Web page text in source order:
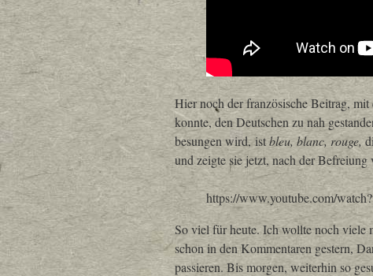
Hier noch der französische Beitrag,
konnte, den Deutschen zu nah
besungen wird, istbleu, blanc, rouge,
und zeigte sie jetzt, nach der Befreiung
https://www.youtube.com/
So viel für heute. Ich wollte noch viele
schon in den Kommentaren gestern,
passieren. Bis morgen, weiterhin so